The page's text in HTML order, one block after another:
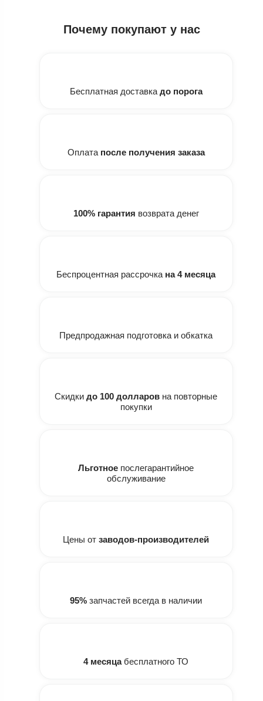
Почему покупают у нас
Бесплатная доставка до порога
Оплата после получения заказа
100% гарантия возврата денег
Беспроцентная рассрочка на 4 месяца
Предпродажная подготовка и обкатка
Скидкидо 100 долларов на повторные
покупки
Льготное послегарантийное
обслуживание
Цены отзаводов-производителей
95% запчастей всегда в наличии
4 месяцабесплатного ТО